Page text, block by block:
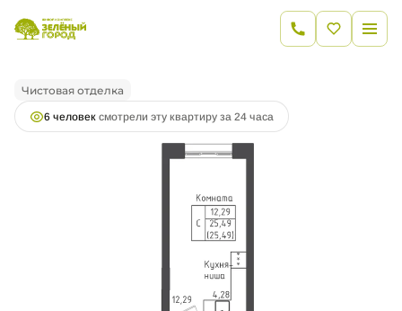
Студия25.49 м 5 691 917 руб.
Ипотекаот 20 422 руб.
Чистовая отделка
6 человек смотрели эту квартиру за 24 часа